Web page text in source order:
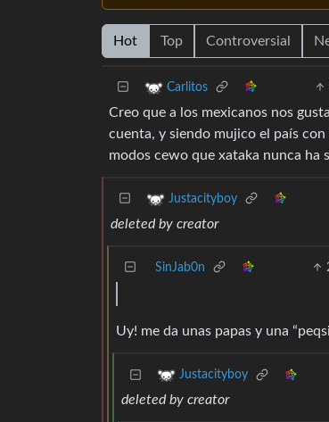
Hot Top Controversial
Carlitos
Creo que a los mexicanos nos
cuenta, y siendo mujico el país
modos cewo que xataka nunca ha
Justacityboy
deleted by creator
SinJab0n
Uy! me da unas papas y una
Justacityboy
deleted by creator